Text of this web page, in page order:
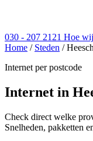
030 - 207 2121 Hoe
Home / Steden / Heesch
Internet per postcode
Internet in
Check direct welke
Snelheden, pakketten